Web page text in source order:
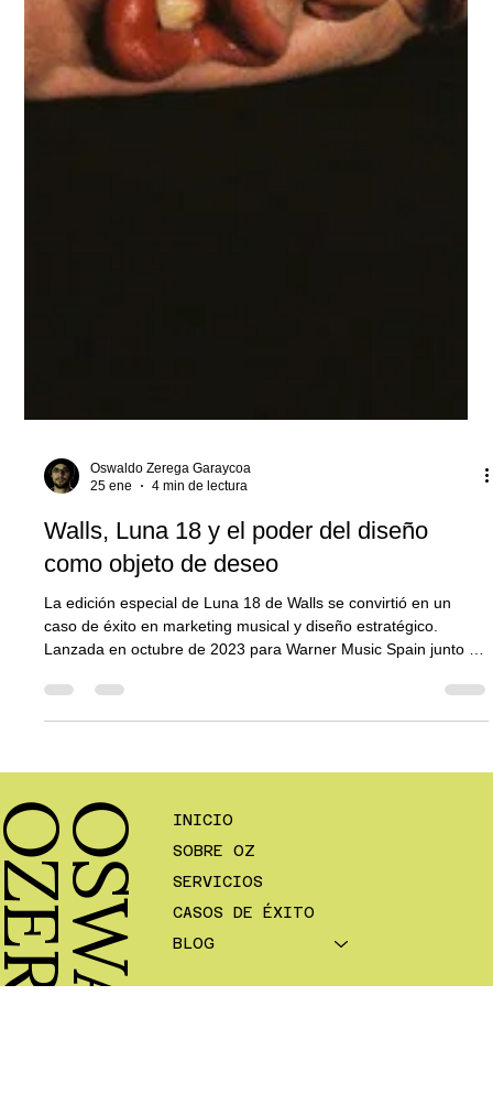
25 ene
4 min de lectura
Walls, Luna 18 y el poder del diseño
como objeto de deseo
La edición especial de Luna 18 de Walls se convirtió en un
Lanzada en octubre de 2023 para Warner Music Spain junto a
la Agencia Mascalágrimas, incluyó un Funko personalizado del
BLOG
O
S
W
A
L
D
O
Z
E
R
E
G